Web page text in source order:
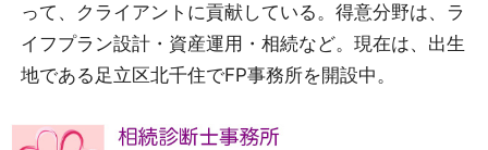
って、クライアントに貢献している。得意分野は、ラ
イフプラン設計・資産運用・相続など。現在は、出生
地である足立区北千住でFP事務所を開設中。